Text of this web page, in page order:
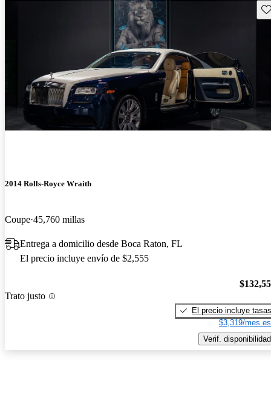
2014 Rolls-Royce Wraith
Coupe 45,760 millas
Entrega a domicilio desde Boca Raton, FL
El precio incluye envío de $2,555
Trato justo
El precio incluye tasas
$3,319/mes
Verif. disponibilidad